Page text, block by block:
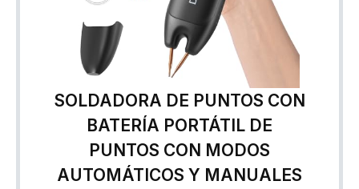
SOLDADORA DE PUNTOS CON
BATERÍA PORTÁTIL DE
PUNTOS CON MODOS
AUTOMÁTICOS Y MANUALES